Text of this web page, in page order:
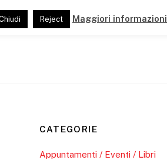
Pubblicazioni Link e Partner
CATEGORIE
Appuntamenti / Eventi / Libri
Reject Maggiori informazioni